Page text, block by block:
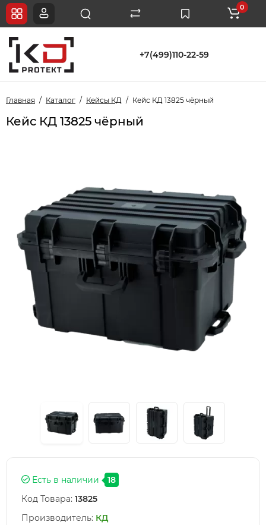
+7(499)110-22-59
0
Главная Каталог Кейсы КД Кейс КД 13825 чёрный
Кейс КД 13825 чёрный
Есть в наличии
18
Код Товара: 13825
Производитель: КД